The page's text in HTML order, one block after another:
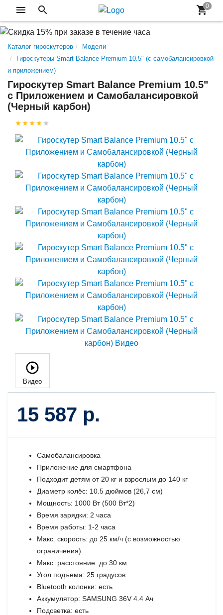
Каталог гироскутеров
Модели
Гироскутеры Smart Balance Premium 10.5" (с самобалансировкой
и приложением)
Гироскутер Smart Balance Premium 10.5"
с Приложением и Самобалансировкой
(Черный карбон)
Видео
15 587 р.
Самобалансировка
Приложение для смартфона
Подходит детям от 20 кг и взрослым до 140 кг
Диаметр колёс: 10.5 дюймов (26,7 см)
Мощность: 1000 Вт (500 Вт*2)
Время зарядки: 2 часа
Время работы: 1-2 часа
Макс. скорость: до 25 км/ч (с возможностью
ограничения)
Макс. расстояние: до 30 км
Угол подъема: 25 градусов
Bluetooth колонки: есть
Аккумулятор: SAMSUNG 36V 4.4 Ач
Подсветка: есть